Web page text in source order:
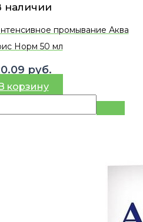
наличии
промывание Аква
Норм 50 мл
руб.
корзину